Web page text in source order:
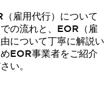
雇用代行）について
の流れと、EOR（雇
について丁寧に解説い
EOR事業者をご紹介
い。